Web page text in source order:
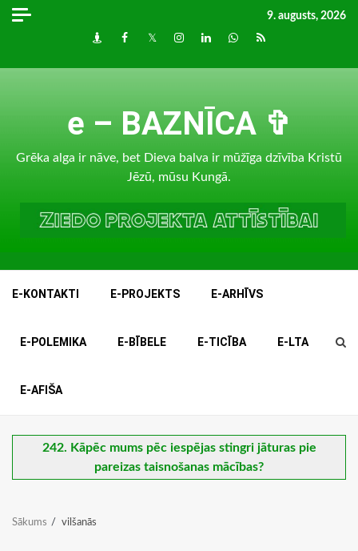
Skip
9. augusts, 2026
DraugiemFacebook
TwitterInstagram
LinkedInwhatsapp
RSS
e – BAZNĪCA ✞
Grēka alga ir nāve, bet Dieva balva ir mūžīga dzīvība Kristū
Jēzū, mūsu Kungā.
E-KONTAKTI E-PROJEKTS E-ARHĪVS
E-POLEMIKA E-BĪBELE E-TICĪBA E-LTA
E-AFIŠA
242. Kāpēc mums pēc iespējas stingri jāturas pie
pareizas taisnošanas mācības?
Sākums vilšanās